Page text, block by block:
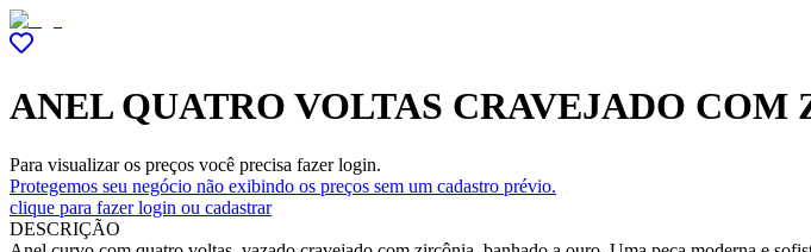
ANEL QUATRO VOLTAS CRAVEJADO
Para visualizar os preços você precisa fazer login.
Protegemos seu negócio não exibindo os preços sem um cadastro prévio.
clique para fazer login ou cadastrar
DESCRIÇÃO